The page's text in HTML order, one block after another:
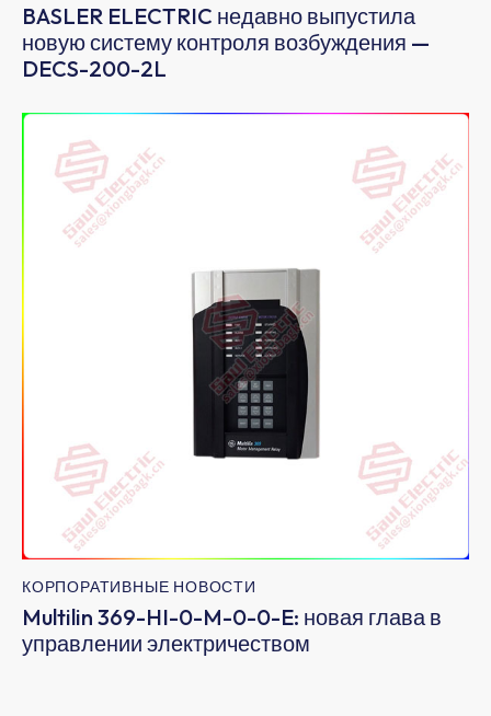
BASLER ELECTRIC недавно выпустила
новую систему контроля возбуждения —
DECS-200-2L
КОРПОРАТИВНЫЕ НОВОСТИ
Multilin 369-HI-0-M-0-0-E: новая глава в
управлении электричеством